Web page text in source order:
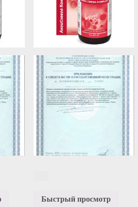
Быстрый просмотр